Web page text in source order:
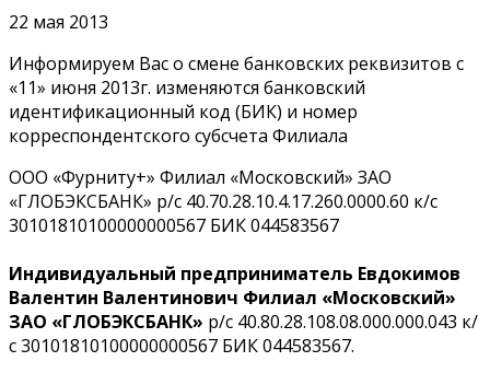
22 мая 2013
Информируем Вас о смене банковских реквизитов с
«11» июня 2013г. изменяются банковский
идентификационный код (БИК) и номер
корреспондентского субсчета Филиала
ООО «Фурниту+» Филиал «Московский» ЗАО
«ГЛОБЭКСБАНК» р/с 40.70.28.10.4.17.260.0000.60 к/с
30101810100000000567 БИК 044583567
Индивидуальный предприниматель Евдокимов
Валентин Валентинович Филиал «Московский»
ЗАО «ГЛОБЭКСБАНК» р/с 40.80.28.108.08.000.000.043 к/
с 30101810100000000567 БИК 044583567.